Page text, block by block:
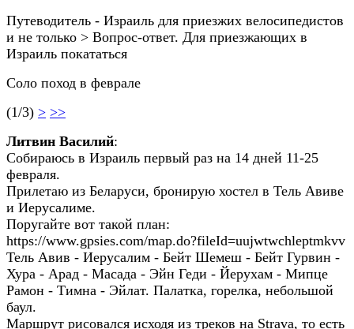
Путеводитель - Израиль для приезжих велосипедистов
и не только > Вопрос-ответ. Для приезжающих в
Израиль покататься
Соло поход в феврале
(1/3) > >>
Литвин Василий:
Собираюсь в Израиль первый раз на 14 дней 11-25
февраля.
Прилетаю из Беларуси, бронирую хостел в Тель Авиве
и Иерусалиме.
Поругайте вот такой план:
https://www.gpsies.com/map.do?fileId=uujwtwchleptmkvv
Тель Авив - Иерусалим - Бейт Шемеш - Бейт Гурвин -
Хура - Арад - Масада - Эйн Геди - Йерухам - Мипце
Рамон - Тимна - Эйлат. Палатка, горелка, небольшой
баул.
Маршрут рисовался исходя из треков на Strava, то есть